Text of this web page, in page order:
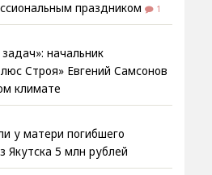
праздником
1
начальник
Строя» Евгений Самсонов
климате
у матери погибшего
Якутска 5 млн рублей